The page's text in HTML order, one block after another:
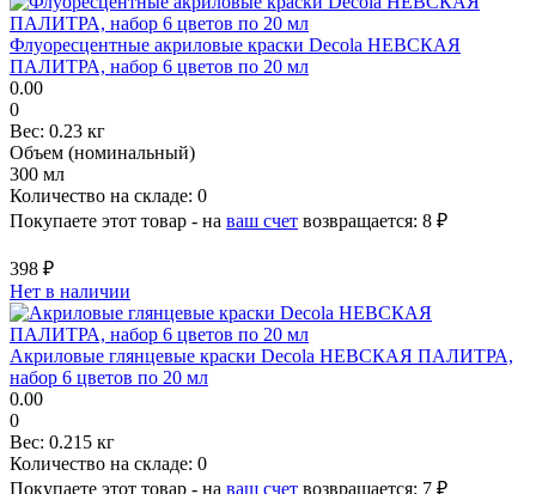
Флуоресцентные акриловые краски Decola НЕВСКАЯ
ПАЛИТРА, набор 6 цветов по 20 мл
0.00
0
Вес: 0.23 кг
Объем (номинальный)
300 мл
Количество на складе: 0
Покупаете этот товар - на ваш счет возвращается: 8 ₽
398 ₽
Нет в наличии
Акриловые глянцевые краски Decola НЕВСКАЯ ПАЛИТРА,
набор 6 цветов по 20 мл
0.00
0
Вес: 0.215 кг
Количество на складе: 0
Покупаете этот товар - на ваш счет возвращается: 7 ₽